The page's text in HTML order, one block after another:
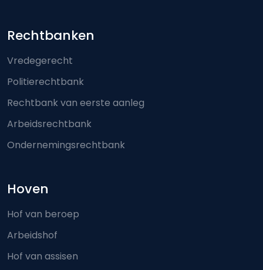
Footer-menu
Rechtbanken
Vredegerecht
Politierechtbank
Rechtbank van eerste aanleg
Arbeidsrechtbank
Ondernemingsrechtbank
Hoven
Hof van beroep
Arbeidshof
Hof van assisen